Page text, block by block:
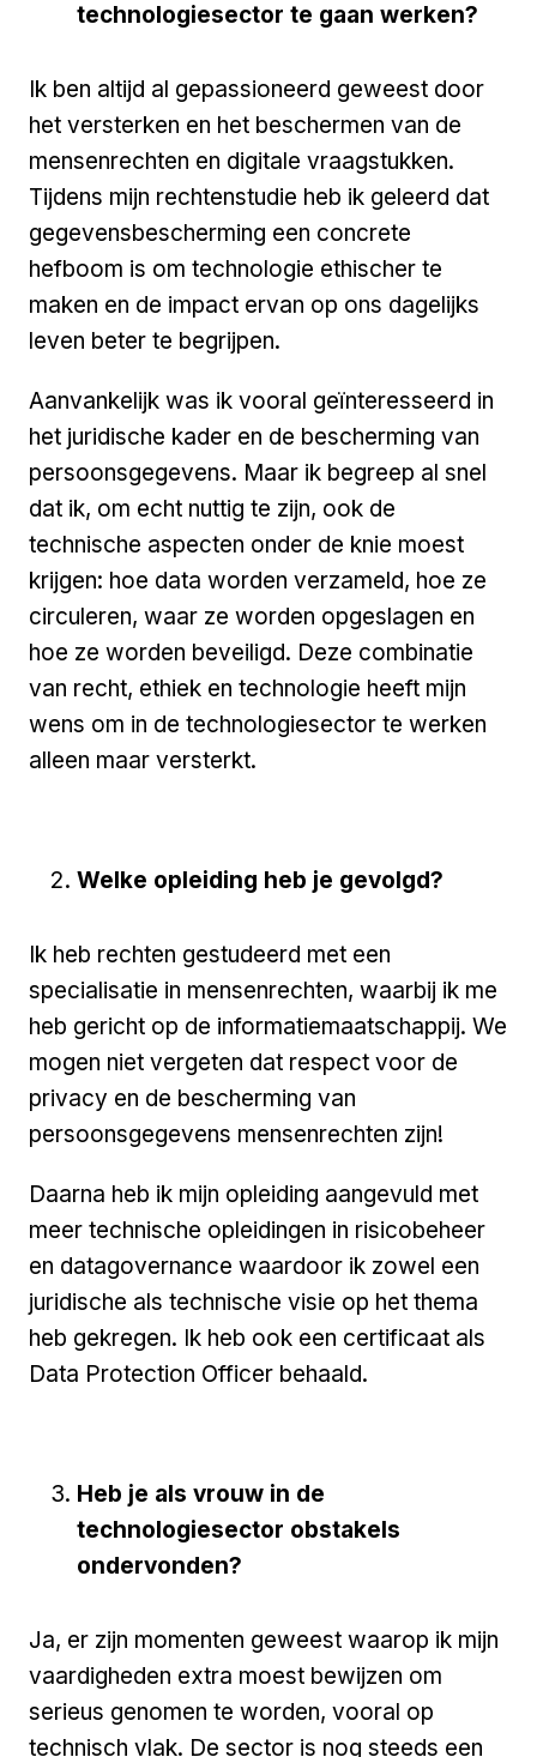
technologiesector te gaan werken?
Ik ben altijd al gepassioneerd geweest door
het versterken en het beschermen van de
mensenrechten en digitale vraagstukken.
Tijdens mijn rechtenstudie heb ik geleerd dat
gegevensbescherming een concrete
hefboom is om technologie ethischer te
maken en de impact ervan op ons dagelijks
leven beter te begrijpen.
Aanvankelijk was ik vooral geïnteresseerd in
het juridische kader en de bescherming van
persoonsgegevens. Maar ik begreep al snel
dat ik, om echt nuttig te zijn, ook de
technische aspecten onder de knie moest
krijgen: hoe data worden verzameld, hoe ze
circuleren, waar ze worden opgeslagen en
hoe ze worden beveiligd. Deze combinatie
van recht, ethiek en technologie heeft mijn
wens om in de technologiesector te werken
alleen maar versterkt.
Welke opleiding heb je gevolgd?
Ik heb rechten gestudeerd met een
specialisatie in mensenrechten, waarbij ik me
heb gericht op de informatiemaatschappij. We
mogen niet vergeten dat respect voor de
privacy en de bescherming van
persoonsgegevens mensenrechten zijn!
Daarna heb ik mijn opleiding aangevuld met
meer technische opleidingen in risicobeheer
en datagovernance waardoor ik zowel een
juridische als technische visie op het thema
heb gekregen. Ik heb ook een certificaat als
Data Protection Officer behaald.
Heb je als vrouw in de
technologiesector obstakels
ondervonden?
Ja, er zijn momenten geweest waarop ik mijn
vaardigheden extra moest bewijzen om
serieus genomen te worden, vooral op
technisch vlak. De sector is nog steeds een